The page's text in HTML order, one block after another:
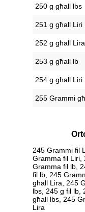
250 g għall lbs
251 g għall Liri
252 g għall Lira
253 g għall lb
254 g għall Liri
255 Grammi
245 Grammi fil
Gramma fil Liri,
Gramma fil lb,
fil lb, 245
għall Lira, 245
lbs, 245 g fil lb,
għall lbs, 245
Lira